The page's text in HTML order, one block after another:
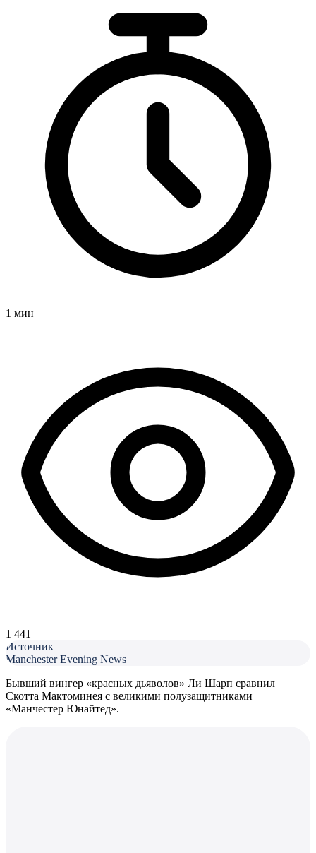
1 мин
1 441
Источник
Manchester Evening News
Бывший вингер «красных дьяволов» Ли Шарп сравнил
Скотта Мактоминея с великими полузащитниками
«Манчестер Юнайтед».